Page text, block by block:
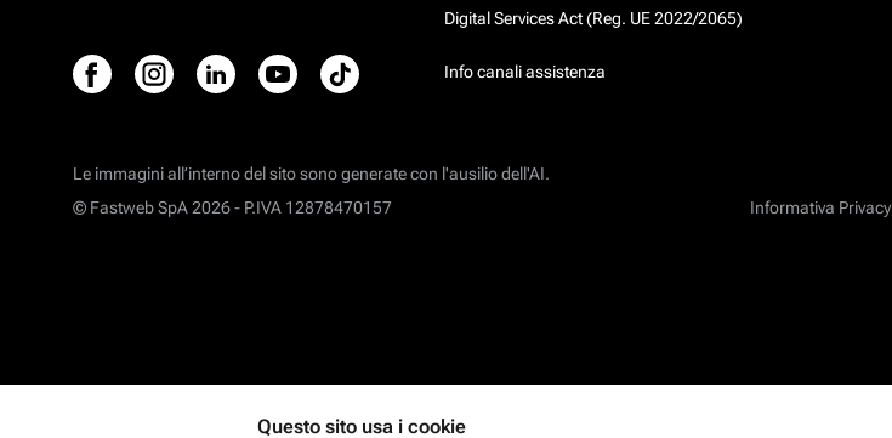
Digital Services Act (Reg. UE 2022/2065)
Info canali assistenza
Le immagini all’interno del sito sono generate con l'ausilio dell'AI.
Informativa Privacy
© Fastweb SpA 2026 - P.IVA 12878470157